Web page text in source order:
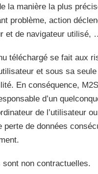
la manière la plus
problème, action
et de navigateur utilisé,
téléchargé se fait aux
et sous sa seule
En conséquence,
d’un
de l’utilisateur ou
perte de données
sont non contractuelles.